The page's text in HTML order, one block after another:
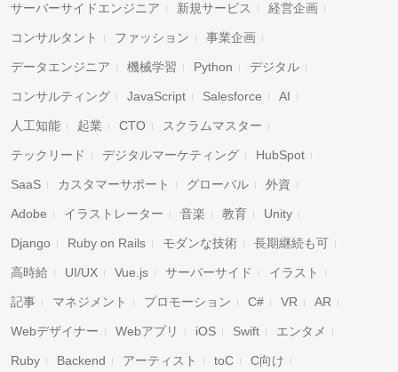
キャンセル 検索
サーバーサイドエンジニア 新規サービス 経営企画
コンサルタント ファッション 事業企画
データエンジニア 機械学習 Python デジタル
コンサルティング JavaScript Salesforce AI
人工知能 起業 CTO スクラムマスター
テックリード デジタルマーケティング HubSpot
SaaS カスタマーサポート グローバル 外資
Adobe イラストレーター 音楽 教育 Unity
Django Ruby on Rails モダンな技術 長期継続も可
高時給 UI/UX Vue.js サーバーサイド イラスト
記事 マネジメント プロモーション C# VR AR
Webデザイナー Webアプリ iOS Swift エンタメ
Ruby Backend アーティスト toC C向け